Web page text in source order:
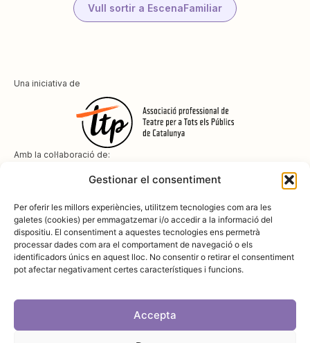
Gestionar el consentiment
Per oferir les millors experiències, utilitzem tecnologies com ara les
galetes (cookies) per emmagatzemar i/o accedir a la informació del
dispositiu. El consentiment a aquestes tecnologies ens permetrà
processar dades com ara el comportament de navegació o els
identificadors únics en aquest lloc. No consentir o retirar el consentiment
pot afectar negativament certes característiques i funcions.
Accepta
Vull sortir a EscenaFamiliar
Una iniciativa de
Amb la col·laboració de:
Amb el suport de